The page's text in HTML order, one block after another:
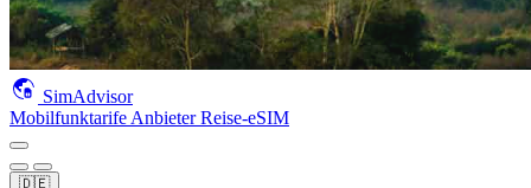
SimAdvisor
Mobilfunktarife AnbieterReise-eSIM
🇩🇪